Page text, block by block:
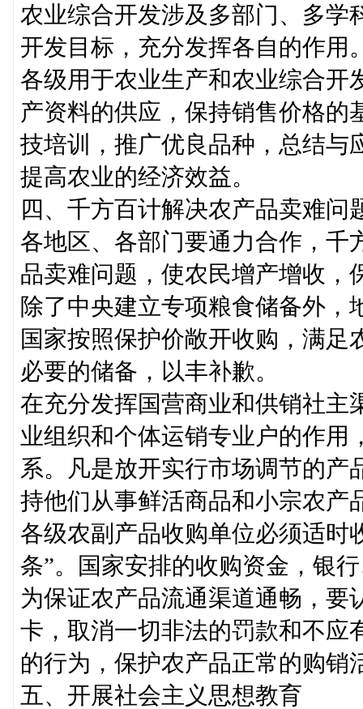
农业综合开发涉及多部门、多学
开发目标，充分发挥各自的作用
各级用于农业生产和农业综合开
产资料的供应，保持销售价格的
技培训，推广优良品种，总结与
提高农业的经济效益。
四、千方百计解决农产品卖难问
各地区、各部门要通力合作，千
品卖难问题，使农民增产增收，
除了中央建立专项粮食储备外，
国家按照保护价敞开收购，满
必要的储备，以丰补歉。
在充分发挥国营商业和供销社主
业组织和个体运销专业户的作用
系。凡是放开实行市场调节的产
持他们从事鲜活商品和小宗农产
各级农副产品收购单位必须适时
条”。国家安排的收购资金，银
为保证农产品流通渠道通畅，要
卡，取消一切非法的罚款和不应
的行为，保护农产品正常的购销
五、开展社会主义思想教育